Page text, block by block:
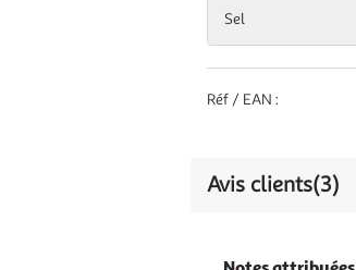
Sel
Réf / EAN :
Avis clients(3)